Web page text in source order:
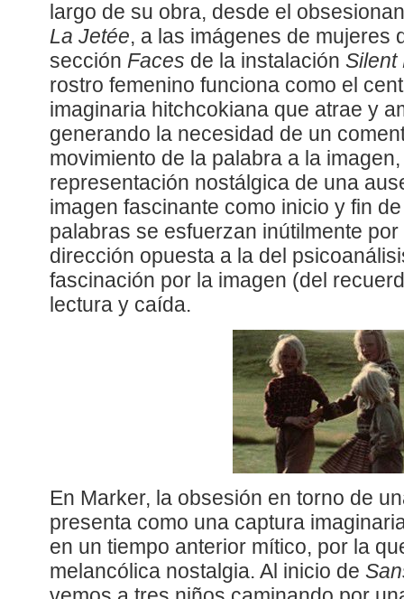
largo de su obra, desde el
La Jetée, a las imágenes de mujeres
sección Faces de la instalación Silent
rostro femenino funciona como el
imaginaria hitchcokiana que atrae y
generando la necesidad de un
movimiento de la palabra a la
representación nostálgica de una
imagen fascinante como inicio y fin
palabras se esfuerzan inútilmente
dirección opuesta a la del
fascinación por la imagen (del
lectura y caída.
En Marker, la obsesión en torno de
presenta como una captura
en un tiempo anterior mítico, por la
melancólica nostalgia. Al inicio de